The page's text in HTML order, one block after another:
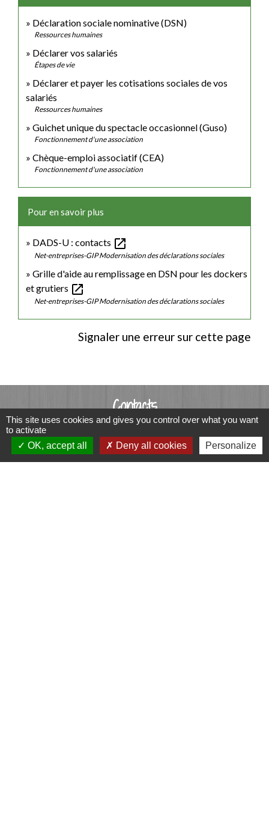
Déclaration sociale nominative (DSN)
Ressources humaines
Déclarer vos salariés
Étapes de vie
Déclarer et payer les cotisations sociales de vos
salariés
Ressources humaines
Guichet unique du spectacle occasionnel (Guso)
Fonctionnement d'une association
Chèque-emploi associatif (CEA)
Fonctionnement d'une association
Pour en savoir plus
DADS-U : contacts open_in_new
Net-entreprises-GIP Modernisation des déclarations sociales
Grille d'aide au remplissage en DSN pour les dockers
et grutiers open_in_new
Net-entreprises-GIP Modernisation des déclarations sociales
Signaler une erreur sur cette page
Contacts
Commune de Luitré-Dompierre
14 rue de Normandie - LUITRE
35133 Luitré-Dompierre - FRANCE
This site uses cookies and gives you control over what you want
to activate
OK, accept all
Deny all cookies Personalize